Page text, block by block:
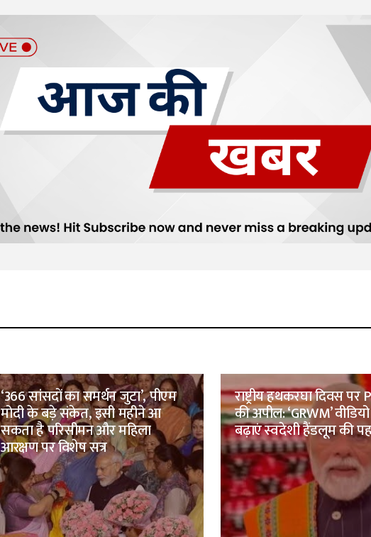
‘366 सांसदों का समर्थन जुटा’, पीएम
मोदी के बड़े संकेत, इसी महीने आ
सकता है परिसीमन और महिला
आरक्षण पर विशेष सत्र
राष्ट्रीय हथकरघा दिवस पर
की अपील: ‘GRWM’
बढ़ाएं स्वदेशी हैंडलूम की